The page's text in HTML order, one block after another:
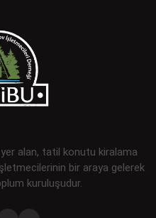
yer alan, tatil konutu kiralama
bir araya gelerek
kuruluşudur.